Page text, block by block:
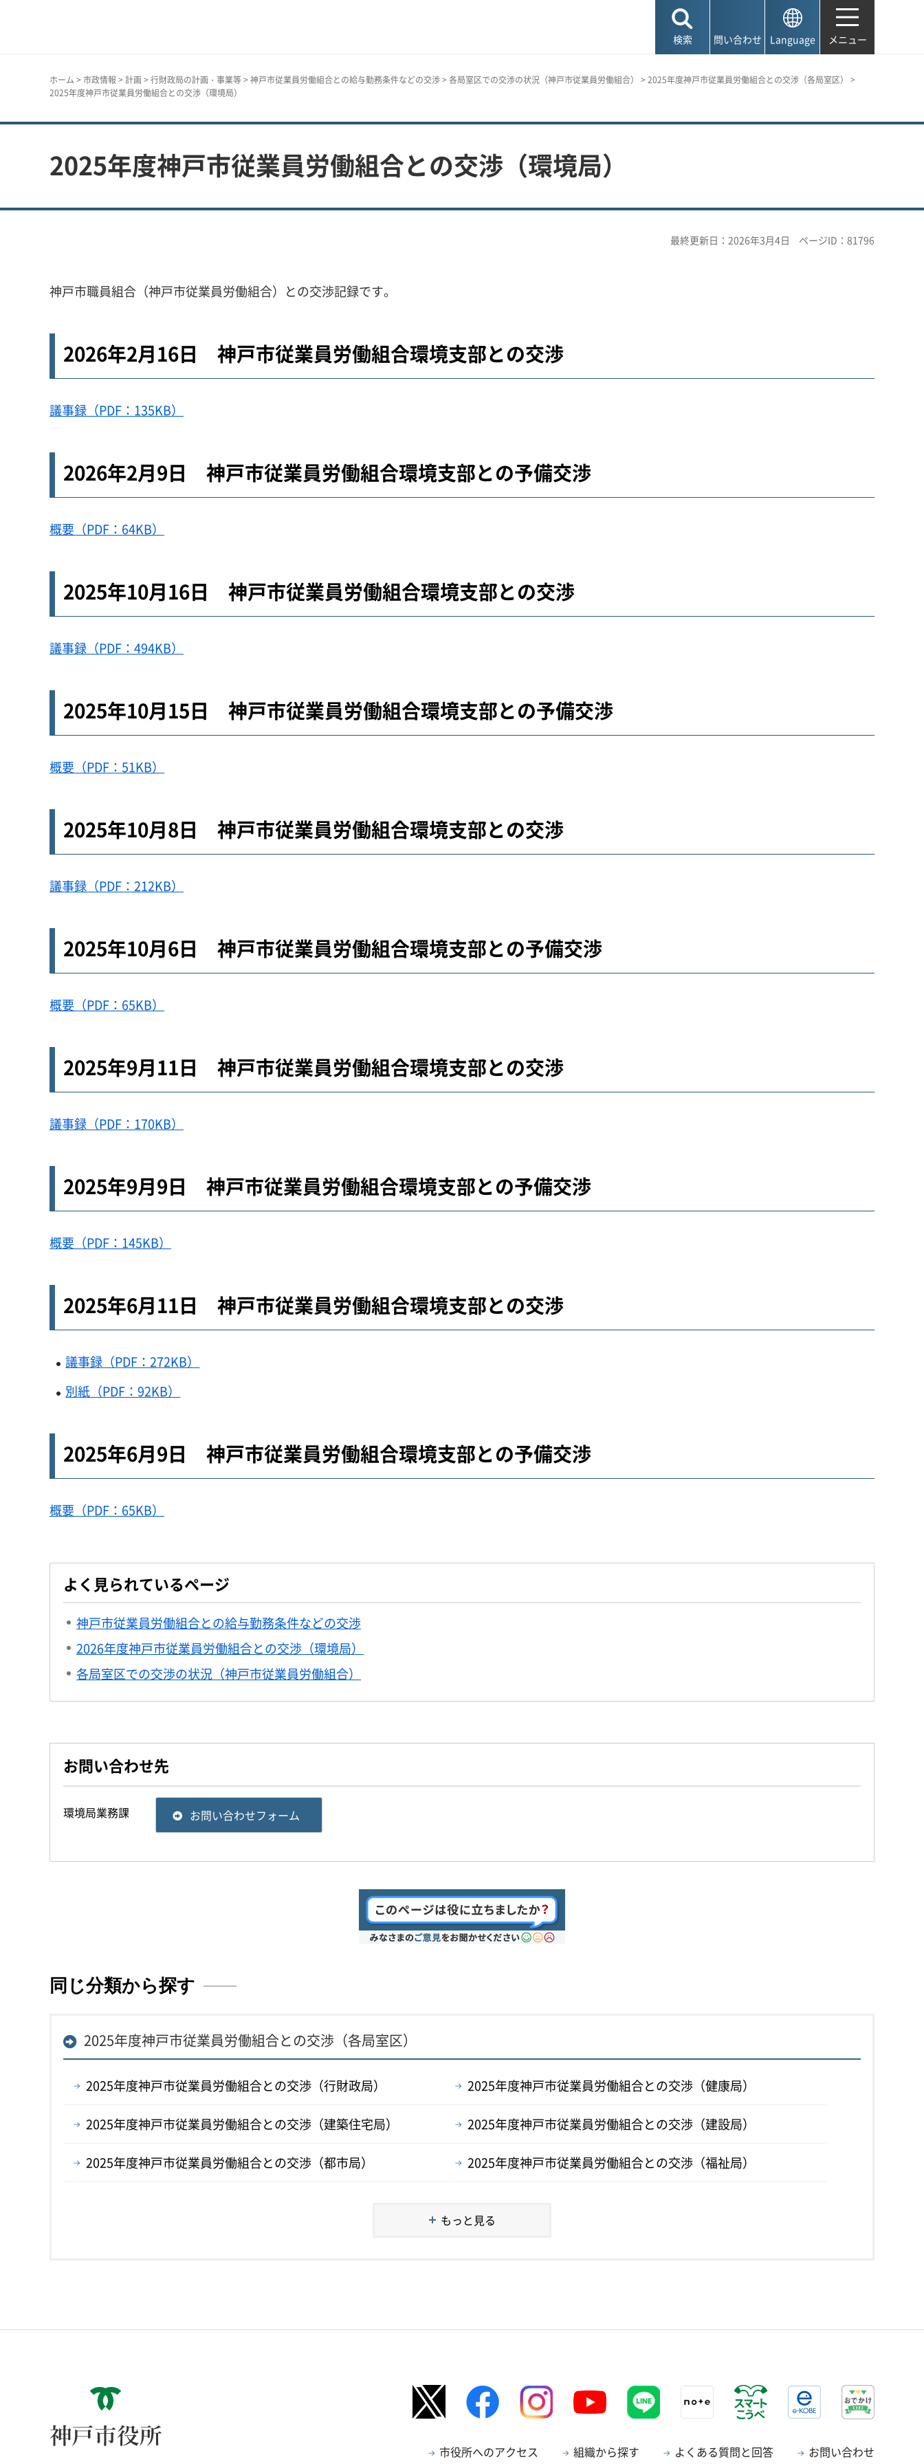
検索 問い合わせ Language メニュー
ホーム > 市政情報 > 計画> 行財政局の計画・事業等> 神戸市従業員労働組合との給与勤務条件などの交渉> 各局室区での交渉の状況（神戸市従業員労働組合） > 2025年度神戸市従業員労働組合との交渉（各局室区）
>
2025年度神戸市従業員労働組合との交渉（環境局）
2025年度神戸市従業員労働組合との交渉（環境局）
最終更新日：2026年3月4日 ページID：81796
神戸市職員組合（神戸市従業員労働組合）との交渉記録です。
2026年2月16日 神戸市従業員労働組合環境支部との交渉
議事録（PDF：135KB）
2026年2月9日 神戸市従業員労働組合環境支部との予備交渉
概要（PDF：64KB）
2025年10月16日 神戸市従業員労働組合環境支部との交渉
議事録（PDF：494KB）
2025年10月15日 神戸市従業員労働組合環境支部との予備交渉
概要（PDF：51KB）
2025年10月8日 神戸市従業員労働組合環境支部との交渉
議事録（PDF：212KB）
2025年10月6日 神戸市従業員労働組合環境支部との予備交渉
概要（PDF：65KB）
2025年9月11日 神戸市従業員労働組合環境支部との交渉
議事録（PDF：170KB）
2025年9月9日 神戸市従業員労働組合環境支部との予備交渉
概要（PDF：145KB）
2025年6月11日 神戸市従業員労働組合環境支部との交渉
議事録（PDF：272KB）
別紙（PDF：92KB）
2025年6月9日 神戸市従業員労働組合環境支部との予備交渉
概要（PDF：65KB）
よく見られているページ
神戸市従業員労働組合との給与勤務条件などの交渉
2026年度神戸市従業員労働組合との交渉（環境局）
各局室区での交渉の状況（神戸市従業員労働組合）
お問い合わせ先
環境局業務課 お問い合わせフォーム
同じ分類から探す
2025年度神戸市従業員労働組合との交渉（各局室区）
2025年度神戸市従業員労働組合との交渉（行財政局） 2025年度神戸市従業員労働組合との交渉（健康局）
2025年度神戸市従業員労働組合との交渉（建築住宅局） 2025年度神戸市従業員労働組合との交渉（建設局）
2025年度神戸市従業員労働組合との交渉（都市局） 2025年度神戸市従業員労働組合との交渉（福祉局）
もっと見る
神戸市役所
市役所へのアクセス 組織から探す よくある質問と回答 お問い合わせ